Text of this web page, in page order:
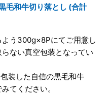
毛和牛切り落とし (合計
う300g×8Pにてご用意し
ない真空包装となってい
装した自信の黒毛和牛
てください。